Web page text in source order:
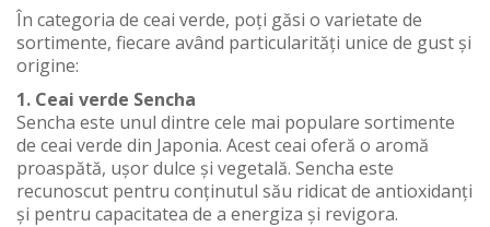
În categoria de ceai verde, poți găsi o varietate de
sortimente, fiecare având particularități unice de gust și
origine:
1. Ceai verde Sencha
Sencha este unul dintre cele mai populare sortimente
de ceai verde din Japonia. Acest ceai oferă o aromă
proaspătă, ușor dulce și vegetală. Sencha este
recunoscut pentru conținutul său ridicat de antioxidanți
și pentru capacitatea de a energiza și revigora.